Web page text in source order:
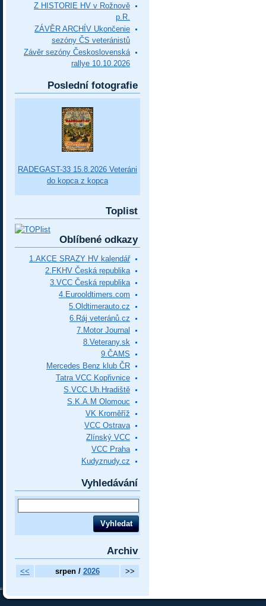
Z HISTORIE HV v Rožnově
p.R.
ZÁVĚR ARCHÍV Ukončenie
sezóny ČS veteránistů
Závěr sezóny Československá
rallye 10.10.2026
Poslední fotografie
RADEGAST-33 15.8.2026 Veteráni
do kopca z kopca
Toplist
Oblíbené odkazy
1.AKCE SRAZY HV kalendář
2.FKHV Česká republika
3.VCC Česká republika
4.Eurooldtimers.com
5.Oldtimerauto.cz
6.Ráj veteránů.cz
7.Motor Journal
8.Veterany.sk
9.ČAMS
Mercedes Benz klub ČR
Tatra VCC Kopřivnice
S.VCC Uh.Hradiště
S.K.A.M Olomouc
VK Kroměříž
VCC Ostrava
Zlínský VCC
VCC Praha
Kudyznudy.cz
Vyhledávání
Archiv
<< srpen / 2026 >>